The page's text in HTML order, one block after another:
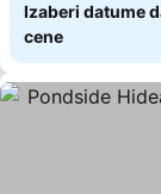
Izaberi datume
cene